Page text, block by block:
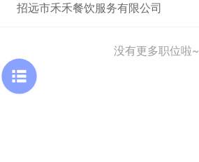
招远市禾禾餐饮服务有限公司
没有更多职位啦~